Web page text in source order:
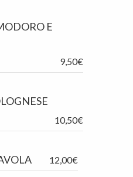
E
9,50€
10,50€
12,00€